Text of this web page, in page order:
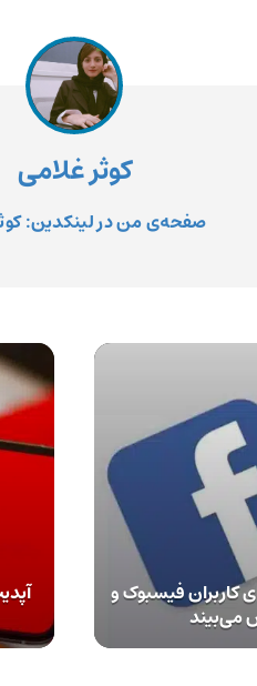
کوثر غلامی
صفحه‌ی من در لینکدین:
کاربران فیسبوک و
می‌بیند